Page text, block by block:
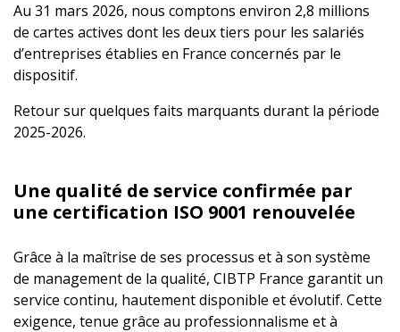
Au 31 mars 2026, nous comptons environ 2,8 millions
de cartes actives dont les deux tiers pour les salariés
d’entreprises établies en France concernés par le
dispositif.
Retour sur quelques faits marquants durant la période
2025-2026.
Une qualité de service confirmée par
une certification ISO 9001 renouvelée
Grâce à la maîtrise de ses processus et à son système
de management de la qualité, CIBTP France garantit un
service continu, hautement disponible et évolutif. Cette
exigence, tenue grâce au professionnalisme et à